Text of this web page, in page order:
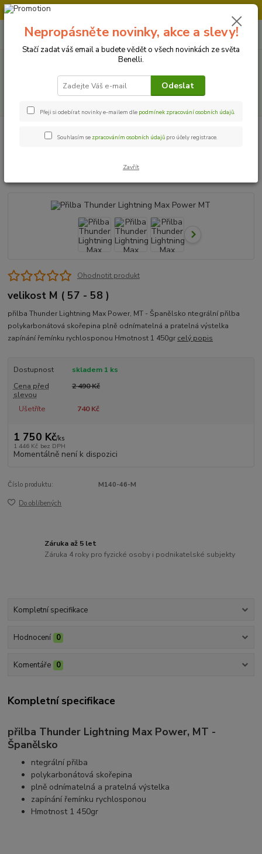
+420 728 500 481
Po-Pá 8:00 - 17:00
0
za0 Kč
Ohodnotit produkt
velikost M ( 57 - 58 )
přilba Thunder Lightning Max Power, MT - Španělsko ntegrální přilba
polykarbonátová skořepina plně odnímatelná a pratelná výstelka
zapínání řemínku rychlosponou Hmotnost 1 450gr celý popis
Dostupnost
skladem 1 ks
Cena před
slevou
2 490 Kč
Ušetříte 740 Kč
1 750 Kč/ks
1 446 Kč bez DPH
Momentálně není k dispozici
Číslo produktu: M140-46-M
Do oblíbených
Záruka až 5 let
Záruka 4 roky pro fyzické osoby i podnikatelské subjekty
Kompletní specifikace
Hodnocení 0
Komentáře 0
Kompletní specifikace
přilba Thunder Lightning Max Power, MT -
Španělsko
ntegrální přilba
polykarbonátová skořepina
plně odnímatelná a pratelná výstelka
zapínání řemínku rychlosponou
Hmotnost 1 450gr
Nepropásněte novinky, akce a slevy!
Stačí zadat váš email a budete vědět o všech novinkách ze světa
Benelli.
Odeslat
Přeji si odebírat novinky e-mailem dle podmínek zpracování osobních údajů.
Souhlasím se zpracováním osobních údajů pro účely registrace.
Zavřít